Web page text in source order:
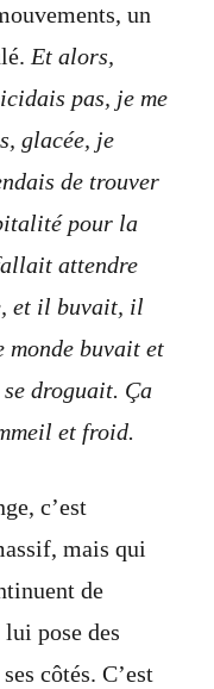
un
Et alors,
pas, je me
glacée, je
de trouver
pour la
attendre
et il buvait, il
monde buvait et
droguait. Ça
et froid.
c’est
mais qui
de
pose des
côtés. C’est